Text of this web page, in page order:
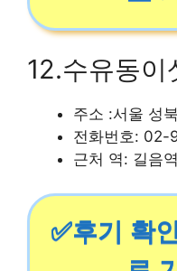
12.수유동이
주소 :서울 성
전화번호: 02-
근처 역: 길음역
✅후기 확